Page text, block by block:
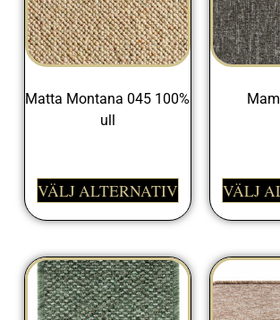
Matta Montana 045 100%
ull
VÄLJ ALTERNATIV VÄLJ